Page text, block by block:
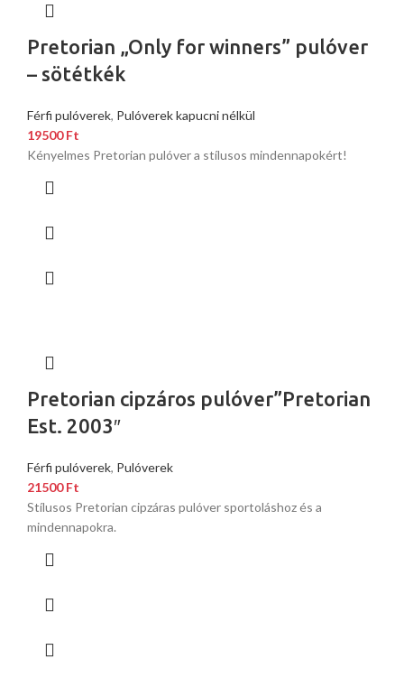
Pretorian „Only for winners” pulóver
– sötétkék
Férfi pulóverek, Pulóverek kapucni nélkül
19500Ft
Kényelmes Pretorian pulóver a stílusos mindennapokért!
Pretorian cipzáros pulóver”Pretorian
Est. 2003″
Férfi pulóverek, Pulóverek
21500Ft
Stílusos Pretorian cipzáras pulóver sportoláshoz és a
mindennapokra.